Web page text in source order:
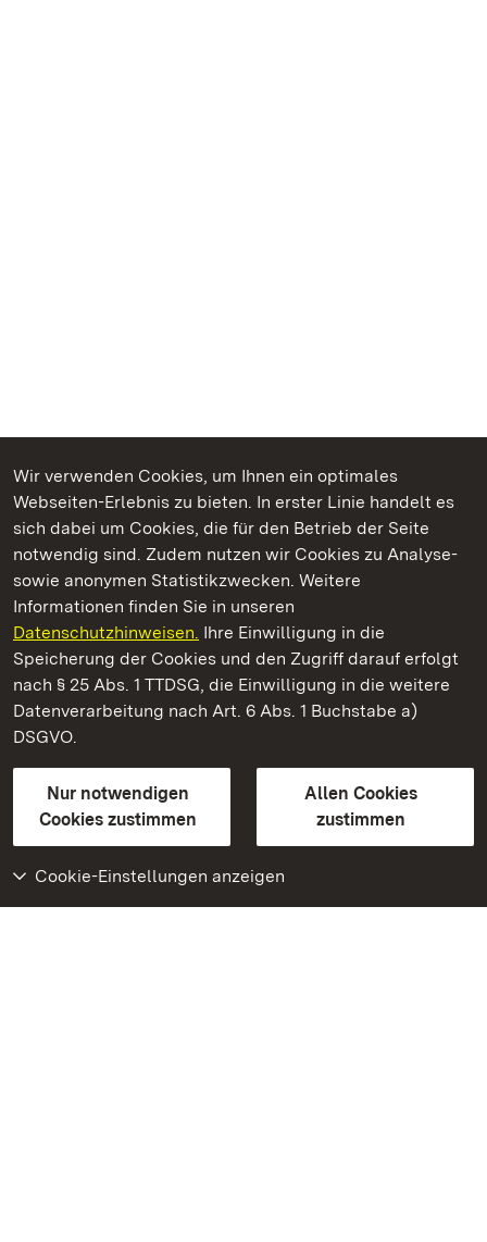
Wir verwenden Cookies, um Ihnen ein optimales
Webseiten-Erlebnis zu bieten. In erster Linie handelt es
sich dabei um Cookies, die für den Betrieb der Seite
notwendig sind. Zudem nutzen wir Cookies zu Analyse-
sowie anonymen Statistikzwecken. Weitere
Informationen finden Sie in unseren
Datenschutzhinweisen. Ihre Einwilligung in die
Speicherung der Cookies und den Zugriff darauf erfolgt
nach § 25 Abs. 1 TTDSG, die Einwilligung in die weitere
Datenverarbeitung nach Art. 6 Abs. 1 Buchstabe a)
DSGVO.
Nur notwendigen
Cookies zustimmen
Allen Cookies
zustimmen
Cookie-Einstellungen anzeigen
Kommen. Staunen. Genießen.
Schloss Favorite Ludwigsburg
Staatliche Schlösser und Gärten Baden-Württemberg
Kontakt
GebärdenspracheLeichte Sprache
Erklärung zur Barrierefreiheit
BITV-konform (geprüfte Seiten)
Weiteres